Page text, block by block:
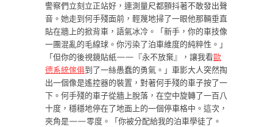
警察們立刻立正站好，連測量尺都顫抖著不敢發出聲
音。她走到何手殘面前，輕蔑地掃了一眼他那輛垂直
貼在牆上的掀背車，語氣冰冷。「新手，你的車技像
一團混亂的毛線球。你污染了泊車維度的純粹性。」
「但你的後視鏡貼紙——『永不放棄』，讓我看歐
德系統傢俱到了一絲愚蠢的勇氣。」車影大人突然掏
出一個像是遙控器的裝置，對著何手殘的車子按了一
下。何手殘的車子從牆上脫落，在空中旋轉了一百八
十度，穩穩地停在了地面上的一個停車格中。這次，
夾角是——零度。「你被分配給我的泊車學徒了。